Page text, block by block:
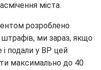
міста.
розроблено
ми зараз, якщо
подали у ВР цей
максимально до 40